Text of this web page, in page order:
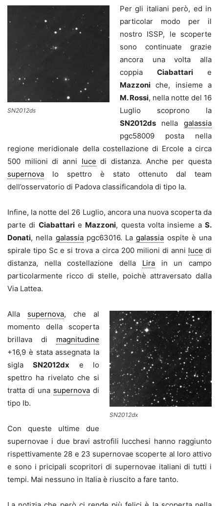
SN2012ds
Per gli italiani però, ed in
particolar modo per il
nostro ISSP, le scoperte
sono continuate grazie
ancora una volta alla
coppia Ciabattari e
Mazzoni che, insieme a
M. Rossi, nella notte del 16
Luglio scoprono la
SN2012ds nella galassia
pgc58009 posta nella
regione meridionale della costellazione di Ercole a circa
500 milioni di anni luce di distanza. Anche per questa
supernova lo spettro è stato ottenuto dal team
dell’osservatorio di Padova classificandola di tipo Ia.
Infine, la notte del 26 Luglio, ancora una nuova scoperta da
parte di Ciabattarie Mazzoni, questa volta insieme aS.
Donati, nella galassiapgc63016. Lagalassia ospite è una
spirale tipo Sc e si trova a circa 200 milioni di anni luce di
distanza, nella costellazione della Lirain un campo
particolarmente ricco di stelle, poichè attraversato dalla
Via Lattea.
SN2012dx
Alla supernova, che al
momento della scoperta
brillava di magnitudine
+16,9 è stata assegnata la
siglaSN2012dx e lo
spettro ha rivelato che si
tratta di una supernova di
tipo Ib.
Con queste ultime due
supernovae i due bravi astrofili lucchesi hanno raggiunto
rispettivamente 28 e 23 supernovae scoperte al loro attivo
e sono i pricipali scopritori di supernovae italiani di tutti i
tempi. Mai nessuno in Italia è riuscito a fare tanto.